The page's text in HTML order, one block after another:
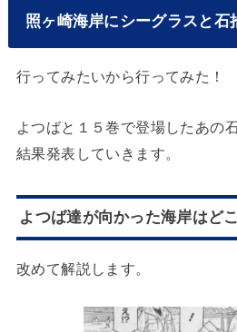
照ヶ崎海岸にシーグラスと石
行ってみたいから行ってみた！
よつばと１５巻で登場したあの
結果発表していきます。
よつば達が向かった海岸はど
改めて解説します。